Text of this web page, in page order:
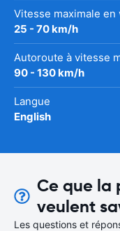
Vitesse maximale en
25 - 70 km/h
Autoroute à vitesse
90 - 130 km/h
Langue
English
Ce que la
veulent
Les questions et